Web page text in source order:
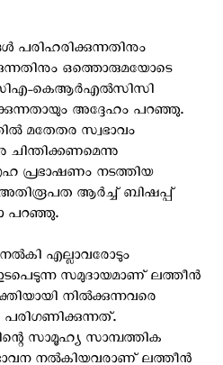
പരിഹരിക്കുന്നതിനും
ഒത്തൊരുമയോടെ
കെആർഎൽസിസി
അദ്ദേഹം പറഞ്ഞു.
മതേതര സ്വഭാവം
ചിന്തിക്കണമെന്നു
പ്രഭാഷണം നടത്തിയ
ആർച്ച് ബിഷപ്പ്
പറഞ്ഞു.
നൽകി എല്ലാവരോടും
സമുദായമാണ് ലത്തീൻ
നിൽക്കുന്നവരെ
സാമൂഹ്യ സാമ്പത്തിക